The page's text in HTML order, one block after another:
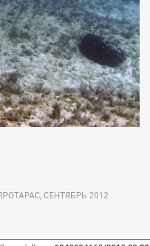
СЕНТЯБРЬ 2012